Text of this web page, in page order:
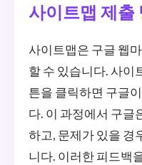
사이트맵 제출
사이트맵은 구글 웹
할 수 있습니다. 사이
튼을 클릭하면 구글
다. 이 과정에서 구글
하고, 문제가 있을 경
니다. 이러한 피드백